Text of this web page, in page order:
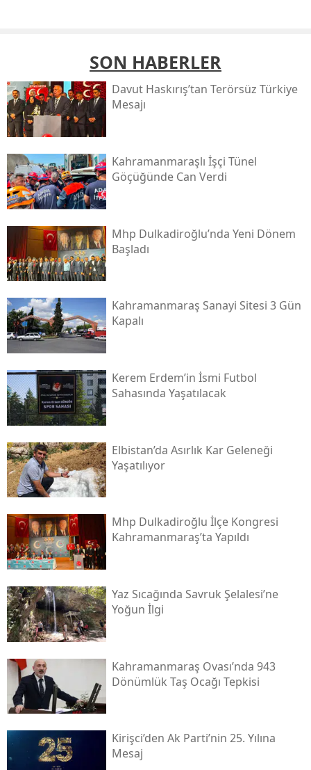
SON HABERLER
Davut Haskırış’tan Terörsüz Türkiye
Mesajı
Kahramanmaraşlı İşçi Tünel
Göçüğünde Can Verdi
Mhp Dulkadiroğlu’nda Yeni Dönem
Başladı
Kahramanmaraş Sanayi Sitesi 3 Gün
Kapalı
Kerem Erdem’in İsmi Futbol
Sahasında Yaşatılacak
Elbistan’da Asırlık Kar Geleneği
Yaşatılıyor
Mhp Dulkadiroğlu İlçe Kongresi
Kahramanmaraş’ta Yapıldı
Yaz Sıcağında Savruk Şelalesi’ne
Yoğun İlgi
Kahramanmaraş Ovası’nda 943
Dönümlük Taş Ocağı Tepkisi
Kirişci’den Ak Parti’nin 25. Yılına
Mesaj